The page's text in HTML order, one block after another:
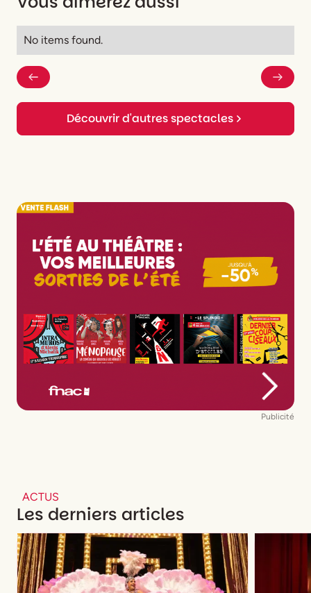
MusiqueLéonard STEFANICA
No items found.
Découvrir d'autres spectacles
Publicité
ACTUS
Les derniers articles